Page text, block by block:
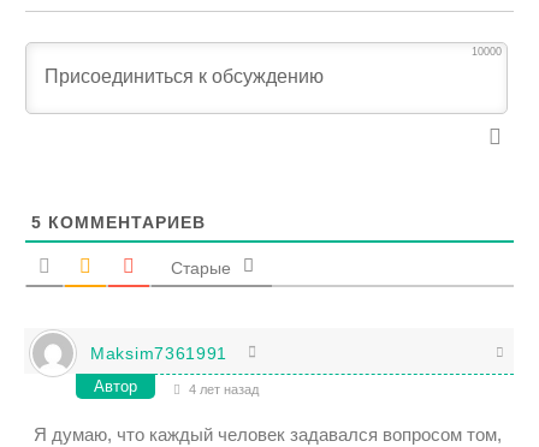
10000
5 КОММЕНТАРИЕВ
Старые
Maksim7361991
Автор 4 лет назад
Я думаю, что каждый человек задавался вопросом том,